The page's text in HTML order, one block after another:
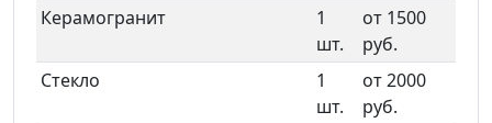
Керамогранит
1
шт.
от 1500
руб.
Стекло
1
шт.
от 2000
руб.